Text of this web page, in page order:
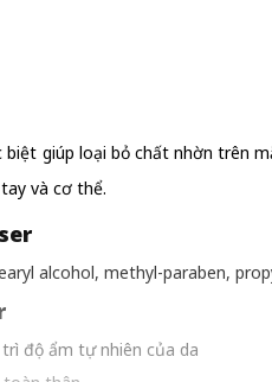
giúp loại bỏ chất nhờn trên
và cơ thể.
alcohol, methyl-paraben,
trì độ ẩm tự nhiên của da